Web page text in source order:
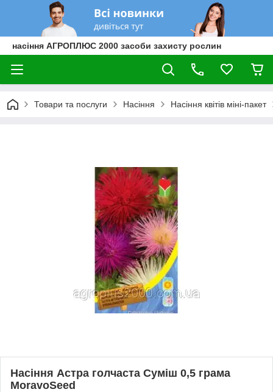
насіння АГРОПЛЮС 2000 засоби захисту рослин
Товари та послуги Насіння Насіння квітів міні-пакет
Насіння Астра голчаста Суміш 0,5 грама
MoravoSeed